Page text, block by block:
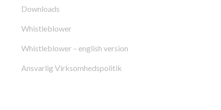
Downloads
Whistleblower
Whistleblower – english version
Ansvarlig Virksomhedspolitik